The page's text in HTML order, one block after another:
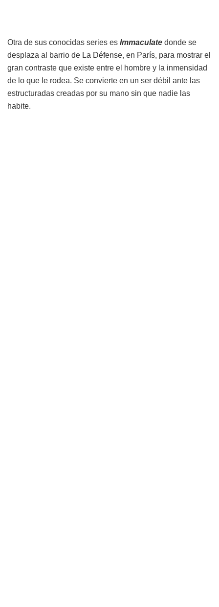
Otra de sus conocidas series es Immaculate donde se
desplaza al barrio de La Défense, en París, para mostrar el
gran contraste que existe entre el hombre y la inmensidad
de lo que le rodea. Se convierte en un ser débil ante las
estructuradas creadas por su mano sin que nadie las
habite.